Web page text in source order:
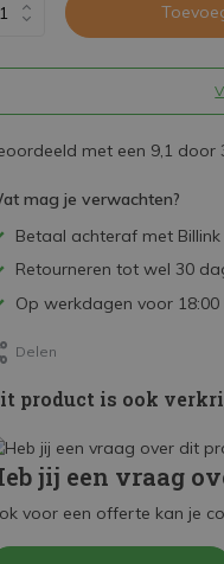
met een 9,1 door
mag je verwachten?
Betaal achteraf met Billink
Retourneren tot wel 30
Op werkdagen voor
Delen
product is ook
jij een vraag
voor een offerte kan je